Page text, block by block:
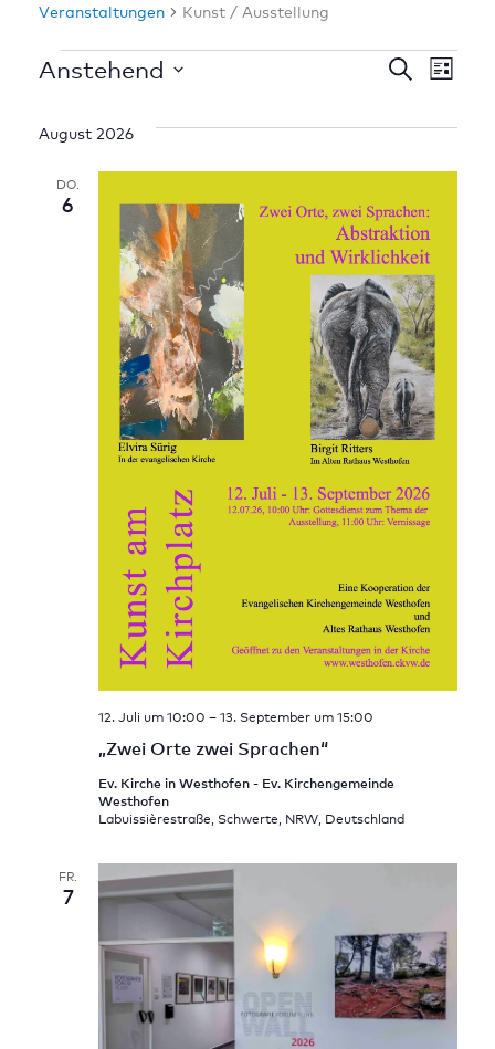
Veranstaltungen Kunst / Ausstellung
und
Suche
Liste
Anstehend
wählen.
August 2026
DO.
6
„Zwei Orte zwei Sprachen“
12. Juli um 10:00 – 13. September um 15:00
Ev. Kirche in Westhofen - Ev. Kirchengemeinde
Westhofen
Labuissièrestraße, Schwerte, NRW, Deutschland
FR.
7